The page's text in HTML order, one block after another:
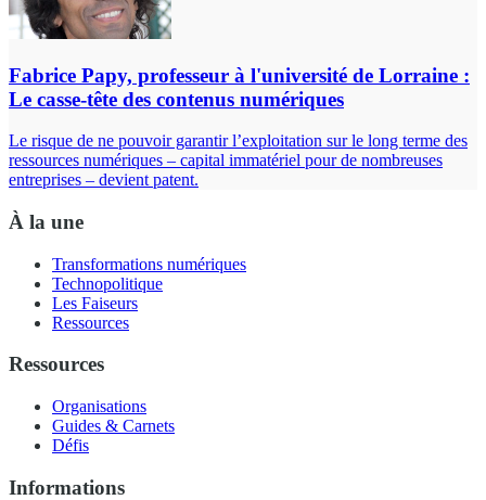
Fabrice Papy, professeur à l'université de Lorraine :
Le casse-tête des contenus numériques
Le risque de ne pouvoir garantir l’exploitation sur le long terme des
ressources numériques – capital immatériel pour de nombreuses
entreprises – devient patent.
À la une
Transformations numériques
Technopolitique
Les Faiseurs
Ressources
Ressources
Organisations
Guides & Carnets
Défis
Informations